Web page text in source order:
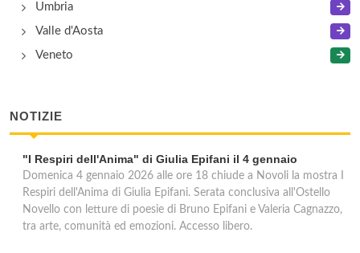
Umbria
Valle d'Aosta
Veneto
NOTIZIE
"I Respiri dell'Anima" di Giulia Epifani il 4 gennaio
Domenica 4 gennaio 2026 alle ore 18 chiude a Novoli la mostra I
Respiri dell'Anima di Giulia Epifani. Serata conclusiva all'Ostello
Novello con letture di poesie di Bruno Epifani e Valeria Cagnazzo,
tra arte, comunità ed emozioni. Accesso libero.